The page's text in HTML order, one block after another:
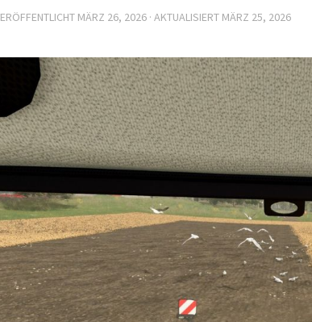
MÄRZ 26, 2026 · AKTUALISIERT MÄRZ 25, 2026